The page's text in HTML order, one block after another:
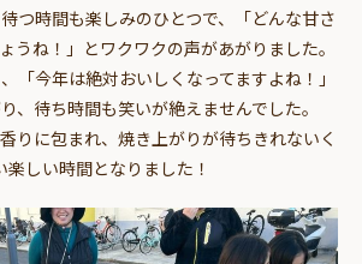
つ時間も楽しみのひとつで、「どんな甘さ
うね！」とワクワクの声があがりました。
「今年は絶対おいしくなってますよね！」
、待ち時間も笑いが絶えませんでした。
りに包まれ、焼き上がりが待ちきれないく
楽しい時間となりました！